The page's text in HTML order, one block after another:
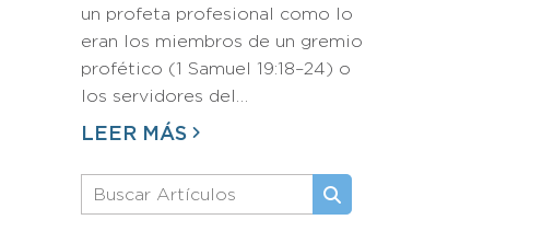
un profeta profesional como lo
eran los miembros de un gremio
profético (1 Samuel 19:18–24) o
los servidores del…
LEER MÁS